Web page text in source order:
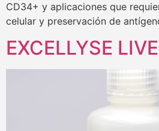
CD34+ y aplicaciones que
celular y preservación de
EXCELLYSE LIVE